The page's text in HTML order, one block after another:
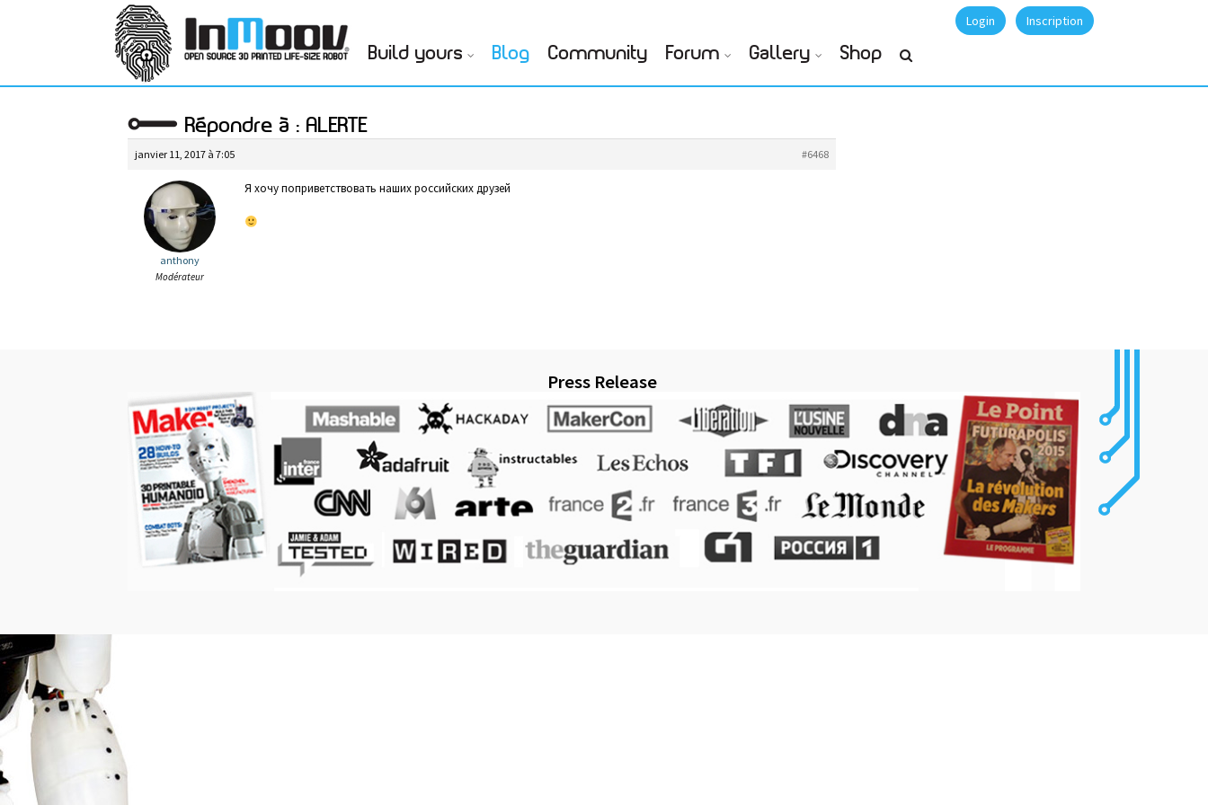
Login Inscription
Build yours Blog Community Forum Gallery Shop
Répondre à : ALERTE
janvier 11, 2017 à 7:05 #6468
anthony
Modérateur
Я хочу поприветствовать наших российских друзей
Press Release